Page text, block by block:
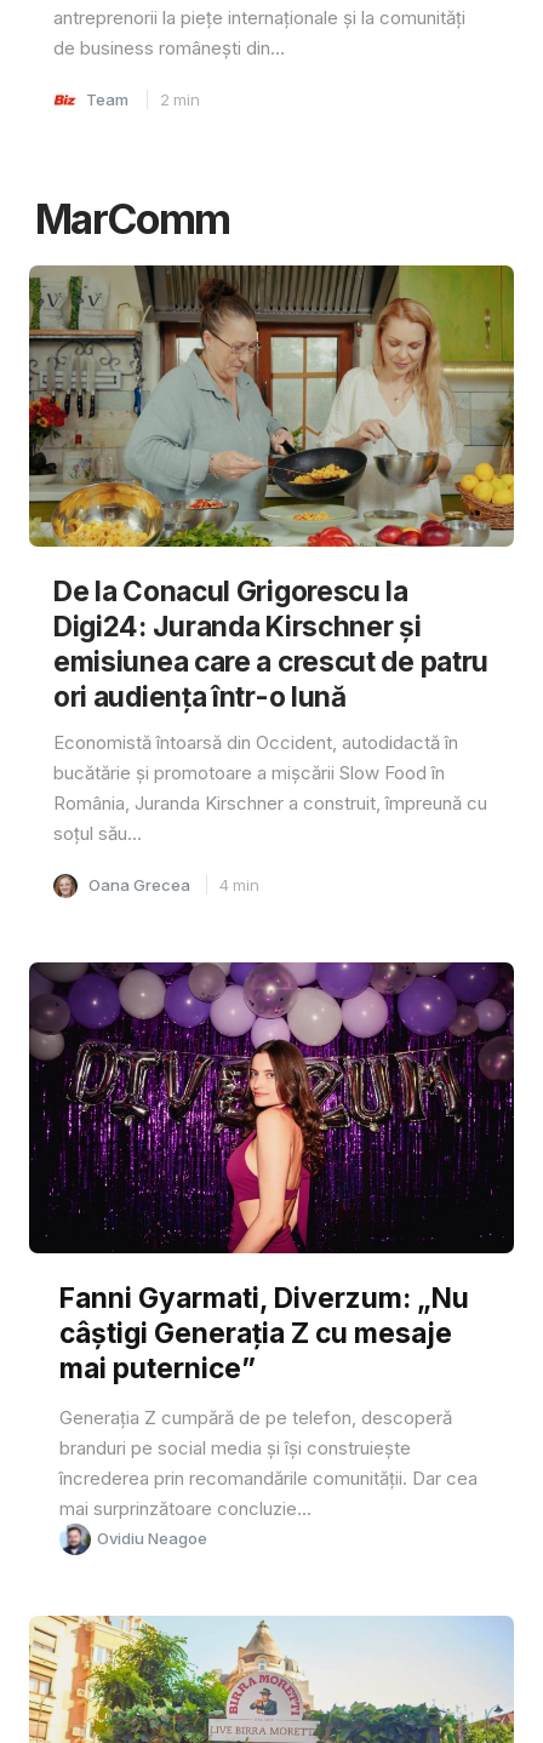
antreprenorii la piețe internaționale și la comunități
de business românești din...
Team 2 min
MarComm
De la Conacul Grigorescu la
Digi24: Juranda Kirschner și
emisiunea care a crescut de patru
ori audiența într-o lună
Economistă întoarsă din Occident, autodidactă în
bucătărie și promotoare a mișcării Slow Food în
România, Juranda Kirschner a construit, împreună cu
soțul său...
Oana Grecea 4 min
Fanni Gyarmati, Diverzum: „Nu
câștigi Generația Z cu mesaje
mai puternice”
Generația Z cumpără de pe telefon, descoperă
branduri pe social media și își construiește
încrederea prin recomandările comunității. Dar cea
mai surprinzătoare concluzie...
Ovidiu Neagoe